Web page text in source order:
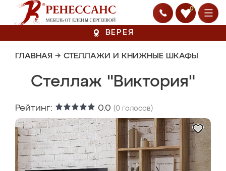
0
ВЕРЕЯ
ГЛАВНАЯ → СТЕЛЛАЖИ И КНИЖНЫЕ ШКАФЫ
Стеллаж "Виктория"
Рейтинг: 0.0 (0 голосов)